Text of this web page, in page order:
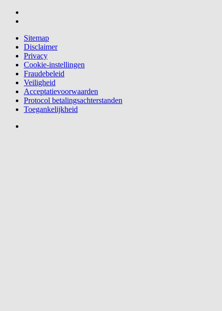
Sitemap
Disclaimer
Privacy
Cookie-instellingen
Fraudebeleid
Veiligheid
Acceptatievoorwaarden
Protocol betalingsachterstanden
Toegankelijkheid